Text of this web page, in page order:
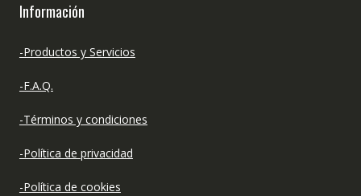
Información
-Productos y Servicios
-F.A.Q.
-Términos y condiciones
-Política de privacidad
-Política de cookies